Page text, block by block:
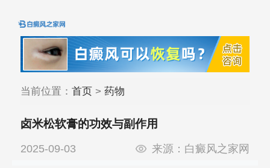
当前位置： 首页> 药物
卤米松软膏的功效与副作用
2025-09-03 来源： 白癜风之家网